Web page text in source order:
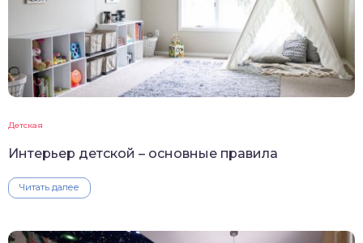
Детская
Интерьер детской – основные правила
Читать далее